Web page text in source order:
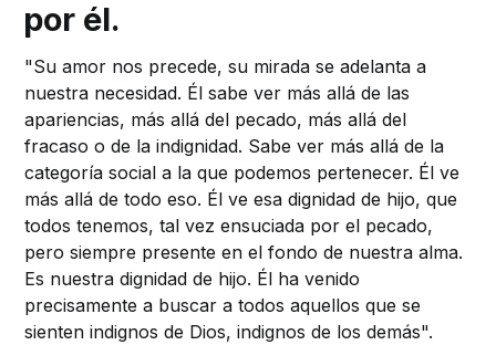
por él.
"Su amor nos precede, su mirada se adelanta a
nuestra necesidad. Él sabe ver más allá de las
apariencias, más allá del pecado, más allá del
fracaso o de la indignidad. Sabe ver más allá de la
categoría social a la que podemos pertenecer. Él ve
más allá de todo eso. Él ve esa dignidad de hijo, que
todos tenemos, tal vez ensuciada por el pecado,
pero siempre presente en el fondo de nuestra alma.
Es nuestra dignidad de hijo. Él ha venido
precisamente a buscar a todos aquellos que se
sienten indignos de Dios, indignos de los demás".